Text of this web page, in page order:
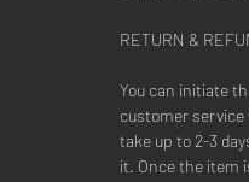
RETURN &
You can initiate
customer service
take up to 2-3
it. Once the item